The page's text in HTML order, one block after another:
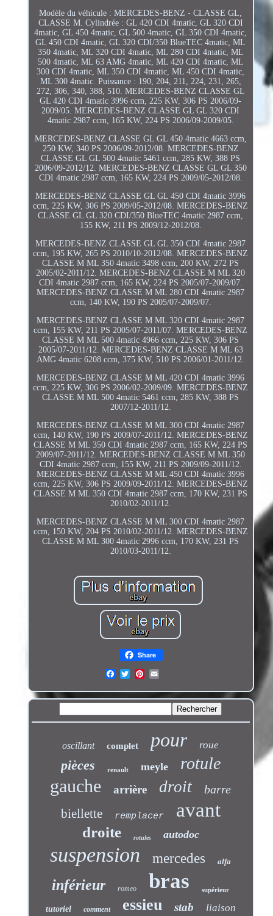
Modèle du véhicule : MERCEDES-BENZ - CLASSE GL,
CLASSE M. Cylindrée : GL 420 CDI 4matic, GL 320 CDI
4matic, GL 450 4matic, GL 500 4matic, GL 350 CDI 4matic,
GL 450 CDI 4matic, GL 320 CDI/350 BlueTEC 4matic, ML
350 4matic, ML 320 CDI 4matic, ML 280 CDI 4matic, ML
500 4matic, ML 63 AMG 4matic, ML 420 CDI 4matic, ML
300 CDI 4matic, ML 350 CDI 4matic, ML 450 CDI 4matic,
ML 300 4matic. Puissance : 190, 204, 211, 224, 231, 265,
272, 306, 340, 388, 510. MERCEDES-BENZ CLASSE GL
GL 420 CDI 4matic 3996 ccm, 225 KW, 306 PS 2006/09-
2009/05. MERCEDES-BENZ CLASSE GL GL 320 CDI
4matic 2987 ccm, 165 KW, 224 PS 2006/09-2009/05.
MERCEDES-BENZ CLASSE GL GL 450 4matic 4663 ccm,
250 KW, 340 PS 2006/09-2012/08. MERCEDES-BENZ
CLASSE GL GL 500 4matic 5461 ccm, 285 KW, 388 PS
2006/09-2012/12. MERCEDES-BENZ CLASSE GL GL 350
CDI 4matic 2987 ccm, 165 KW, 224 PS 2009/05-2012/08.
MERCEDES-BENZ CLASSE GL GL 450 CDI 4matic 3996
ccm, 225 KW, 306 PS 2009/05-2012/08. MERCEDES-BENZ
CLASSE GL GL 320 CDI/350 BlueTEC 4matic 2987 ccm,
155 KW, 211 PS 2009/12-2012/08.
MERCEDES-BENZ CLASSE GL GL 350 CDI 4matic 2987
ccm, 195 KW, 265 PS 2010/10-2012/08. MERCEDES-BENZ
CLASSE M ML 350 4matic 3498 ccm, 200 KW, 272 PS
2005/02-2011/12. MERCEDES-BENZ CLASSE M ML 320
CDI 4matic 2987 ccm, 165 KW, 224 PS 2005/07-2009/07.
MERCEDES-BENZ CLASSE M ML 280 CDI 4matic 2987
ccm, 140 KW, 190 PS 2005/07-2009/07.
MERCEDES-BENZ CLASSE M ML 320 CDI 4matic 2987
ccm, 155 KW, 211 PS 2005/07-2011/07. MERCEDES-BENZ
CLASSE M ML 500 4matic 4966 ccm, 225 KW, 306 PS
2005/07-2011/12. MERCEDES-BENZ CLASSE M ML 63
AMG 4matic 6208 ccm, 375 KW, 510 PS 2006/01-2011/12.
MERCEDES-BENZ CLASSE M ML 420 CDI 4matic 3996
ccm, 225 KW, 306 PS 2006/02-2009/09. MERCEDES-BENZ
CLASSE M ML 500 4matic 5461 ccm, 285 KW, 388 PS
2007/12-2011/12.
MERCEDES-BENZ CLASSE M ML 300 CDI 4matic 2987
ccm, 140 KW, 190 PS 2009/07-2011/12. MERCEDES-BENZ
CLASSE M ML 350 CDI 4matic 2987 ccm, 165 KW, 224 PS
2009/07-2011/12. MERCEDES-BENZ CLASSE M ML 350
CDI 4matic 2987 ccm, 155 KW, 211 PS 2009/09-2011/12.
MERCEDES-BENZ CLASSE M ML 450 CDI 4matic 3996
ccm, 225 KW, 306 PS 2009/09-2011/12. MERCEDES-BENZ
CLASSE M ML 350 CDI 4matic 2987 ccm, 170 KW, 231 PS
2010/02-2011/12.
MERCEDES-BENZ CLASSE M ML 300 CDI 4matic 2987
ccm, 150 KW, 204 PS 2010/02-2011/12. MERCEDES-BENZ
CLASSE M ML 300 4matic 2996 ccm, 170 KW, 231 PS
2010/03-2011/12.
Share
oscillant complet pour roue
pièces renault meyle rotule
gauche arrière droit barre
biellette remplacer avant
droite rotules autodoc
suspension mercedes alfa
inférieur romeo bras supérieur
tutoriel comment essieu stab liaison